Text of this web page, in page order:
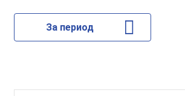
За период